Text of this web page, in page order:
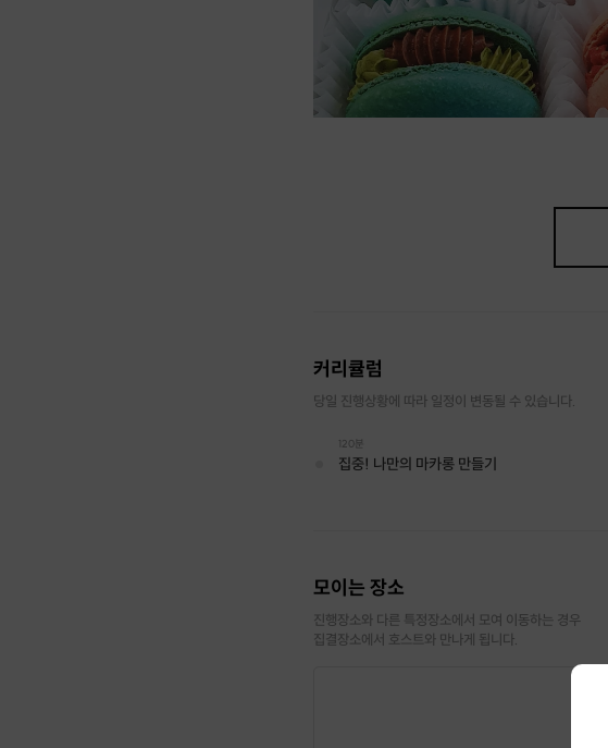
동네에서 가장 핫한 베이킹 클래스 공방입니다^^
처음이어도 괜찮아요 마카롱 클래스는요~
디팝슈가 클래스의 특별한 점!
- 100% 아몬드 파우더만 사용합니다.
커리큘럼
당일 진행상황에 따라 일정이 변동될 수 있습니다.
120분
집중! 나만의 마카롱 만들기
모이는 장소
진행장소와 다른 특정장소에서 모여 이동하는 경우
집결장소에서 호스트와 만나게 됩니다.